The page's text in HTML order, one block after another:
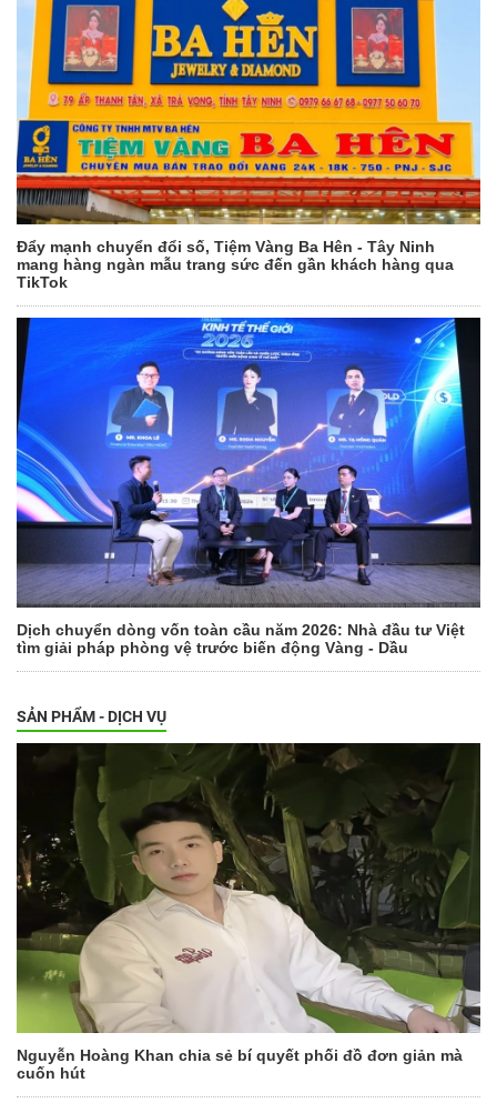
Đẩy mạnh chuyển đổi số, Tiệm Vàng Ba Hên - Tây Ninh
mang hàng ngàn mẫu trang sức đến gần khách hàng qua
TikTok
Dịch chuyển dòng vốn toàn cầu năm 2026: Nhà đầu tư Việt
tìm giải pháp phòng vệ trước biến động Vàng - Dầu
SẢN PHẨM - DỊCH VỤ
Nguyễn Hoàng Khan chia sẻ bí quyết phối đồ đơn giản mà
cuốn hút